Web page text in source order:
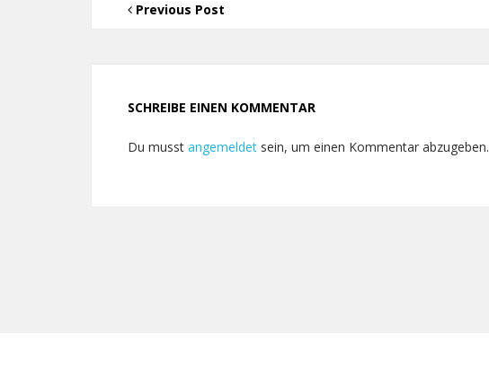
Previous Post
SCHREIBE EINEN KOMMENTAR
Du musst angemeldet sein, um einen Kommentar abzugeben.